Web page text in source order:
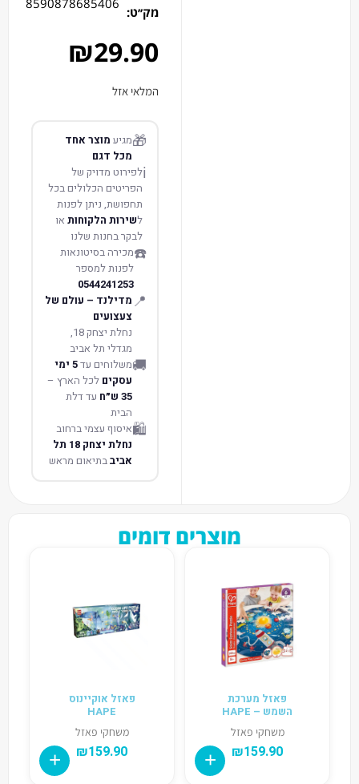
מק׳׳ט:
8590878685406
₪29.90
המלאי אזל
🎁מגיע מוצר אחד
מכל דגם
ℹ️לפירוט מדויק של
הפריטים הכלולים בכל
תחפושת, ניתן לפנות
לשירות הלקוחות או
לבקר בחנות שלנו
☎️מכירה בסיטונאות
לפנות למספר
0544241253
📍 מדילנד – עולם של
צעצועים
נחלת יצחק 18,
מגדלי תל אביב
🚚משלוחים עד 5 ימי
עסקים לכל הארץ –
35 ש״ח
עד דלת
הבית
🛍️איסוף עצמי ברחוב
נחלת יצחק 18 תל
אביבבתיאום מראש
מוצרים דומים
פאזל מערכת
השמש – HAPE
משחקי פאזל
₪159.90
פאזל אוקיינוס
HAPE
משחקי פאזל
₪159.90